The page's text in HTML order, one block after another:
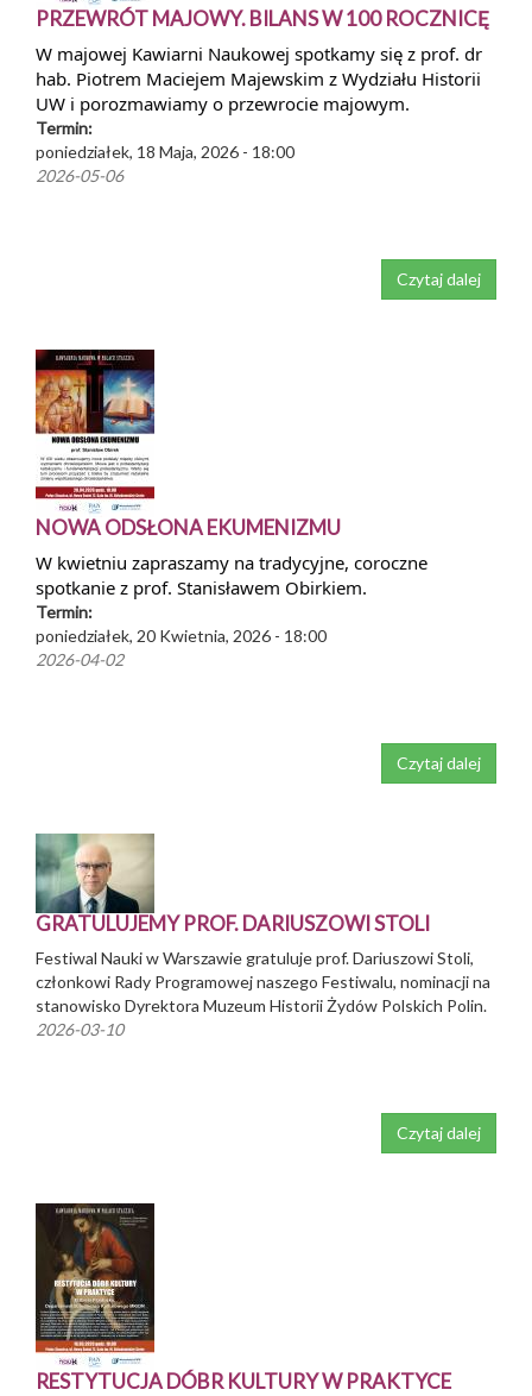
PRZEWRÓT MAJOWY. BILANS W 100 ROCZNICĘ
W majowej Kawiarni Naukowej spotkamy się z prof. dr
hab. Piotrem Maciejem Majewskim z Wydziału Historii
UW i porozmawiamy o przewrocie majowym.
Termin:
poniedziałek, 18 Maja, 2026 - 18:00
2026-05-06
Czytaj dalej
NOWA ODSŁONA EKUMENIZMU
W kwietniu zapraszamy na tradycyjne, coroczne
spotkanie z prof. Stanisławem Obirkiem.
Termin:
poniedziałek, 20 Kwietnia, 2026 - 18:00
2026-04-02
Czytaj dalej
GRATULUJEMY PROF. DARIUSZOWI STOLI
Festiwal Nauki w Warszawie gratuluje prof. Dariuszowi Stoli,
członkowi Rady Programowej naszego Festiwalu, nominacji na
stanowisko Dyrektora Muzeum Historii Żydów Polskich Polin.
2026-03-10
Czytaj dalej
RESTYTUCJA DÓBR KULTURY W PRAKTYCE